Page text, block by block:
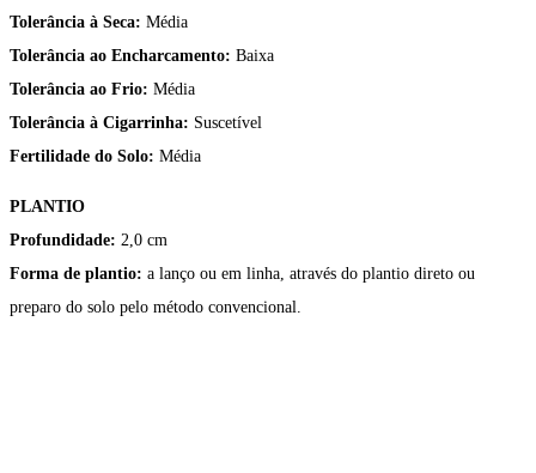
Tolerância à Seca: Média
Tolerância ao Encharcamento: Baixa
Tolerância ao Frio: Média
Tolerância à Cigarrinha: Suscetível
Fertilidade do Solo: Média
PLANTIO
Profundidade: 2,0 cm
Forma de plantio: a lanço ou em linha, através do plantio direto ou
preparo do solo pelo método convencional.